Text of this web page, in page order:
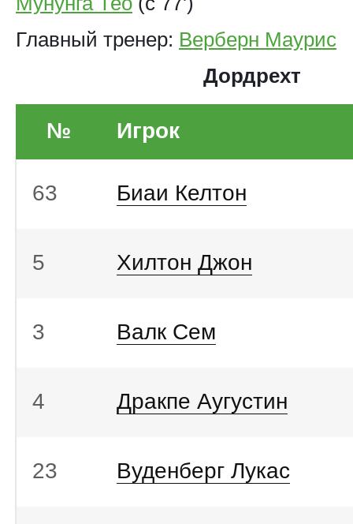
Главный тренер: Верберн Маурис
Дордрехт
№ Игрок
63 Биаи Келтон
5 Хилтон Джон
3 Валк Сем
4 Дракпе Аугустин
23 Вуденберг Лукас